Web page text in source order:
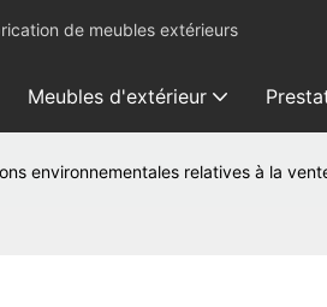
de meubles extérieurs
Meubles d'extérieur
environnementales relatives à la